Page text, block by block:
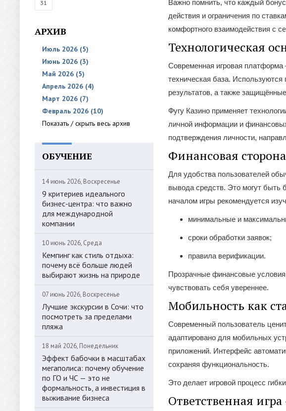
31
АРХИВ
Июль 2026 (5)
Июнь 2026 (3)
Май 2026 (5)
Апрель 2026 (4)
Март 2026 (7)
Февраль 2026 (10)
Показать / скрыть весь архив
ОБУЧЕНИЕ
14 июнь 2026, Воскресенье
9 критериев идеального
бизнес-центра: что важно
для международной
компании
10 июнь 2026, Среда
Кемпинг как стиль отдыха:
почему всё больше людей
выбирают жизнь на природе
07 июнь 2026, Воскресенье
Лучшие экскурсии в Сочи: что
посмотреть за пределами
пляжа
18 май 2026, Понедельник
Эффект бабочки в масштабах
мегаполиса: почему обучение
по ГО и ЧС — это не
формальность, а инвестиция в
выживание бизнеса
Важно помнить, что каждый
действия и ограничения по
комфортного взаимодействия с
Технологическая
Современная игровая платформа
техническая база.
результатов, а также
Фугу Казино применяет
личной информации и
подтверждения личности,
Финансовая
Для удобства пользователей
вывода средств. Это могут быть
началом игры рекомендуется
минимальные и
сроки обработки заявок;
правила верификации.
Прозрачные финансовые
чувствовать себя увереннее.
Мобильность как
Современный пользователь
адаптировано для мобильных
приложений. Интерфейс
сохраняя функциональность.
Это делает игровой процесс
Ответственная